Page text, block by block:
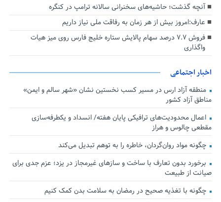
آنچه گذشت؛ حاشیه‌های سخنرانی سالانه ترامپ در کنگره
عارف:امروز بیش از هر زمان به رفاقت ملی نیاز داریم
فروش ۷.۷ درصد سهام پالایش ستاره خلیج فارس روی میز هیات
واگذاری
اخبار اجتماعی
منطقه آزاد ارس در مسیر کسب نخستین نشان «شهر سالم و ایمن»
مناطق آزاد کشور
اعمال محدودیت‌های ترافیکی پایان هفته/ انسداد و یکطرفه‌سازی
مقطعی چالوس و هراز
چگونه مواد روان‌گردان، خاطره را به توهم تبدیل می‌کند
برخورد بدون تعارف با ساخت‌ و سازهای غیرمجاز در یزد؛ عزم جدی برای
صیانت از طبیعت
چگونه با تغذیه صحیح در رمضان به سلامت بدن کمک کنیم